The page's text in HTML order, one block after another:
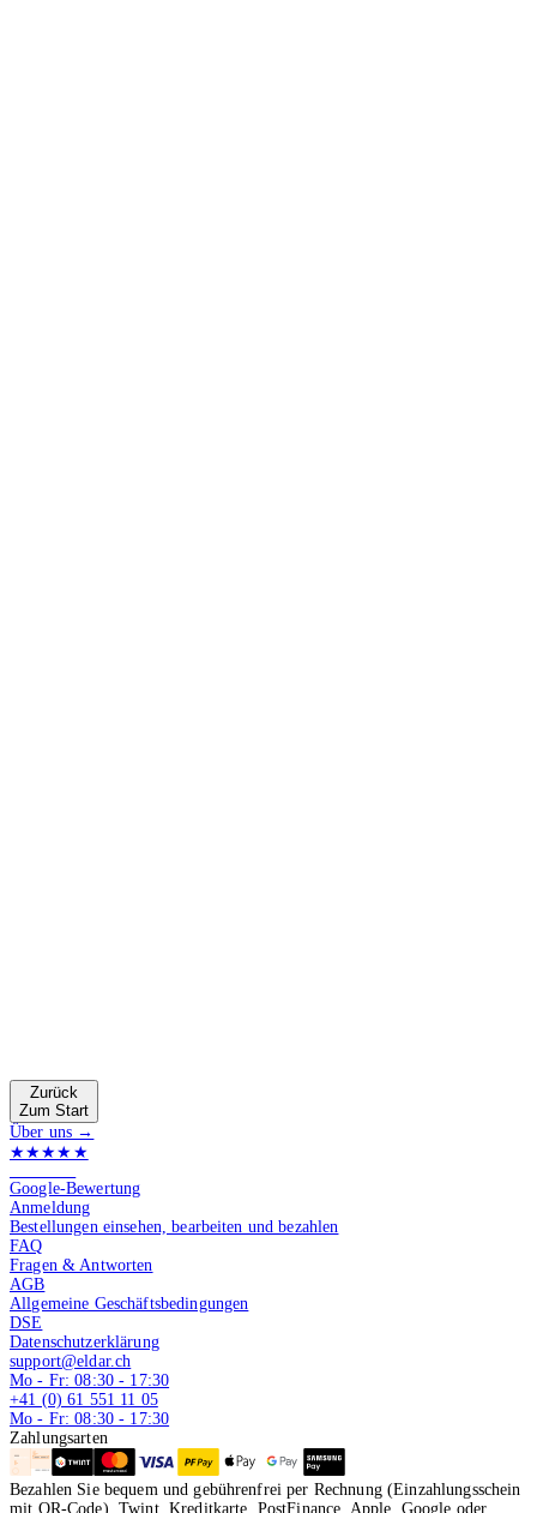
Zurück
Zum Start
Über uns →
★★★★★
Google-Bewertung
Anmeldung
Bestellungen einsehen, bearbeiten und bezahlen
FAQ
Fragen & Antworten
AGB
Allgemeine Geschäftsbedingungen
DSE
Datenschutzerklärung
support@eldar.ch
Mo - Fr: 08:30 - 17:30
+41 (0) 61 551 11 05
Mo - Fr: 08:30 - 17:30
Zahlungsarten
Bezahlen Sie bequem und gebührenfrei per Rechnung (Einzahlungsschein
mit QR-Code), Twint, Kreditkarte, PostFinance, Apple, Google oder